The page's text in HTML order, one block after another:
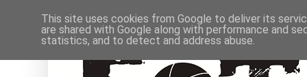
This site uses cookies from Google to deliver its
are shared with Google along with performance and
statistics, and to detect and address abuse.